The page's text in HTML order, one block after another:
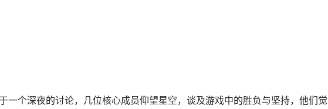
一个深夜的讨论，几位核心成员仰望星空，谈及游戏中的胜负与坚持，他们觉